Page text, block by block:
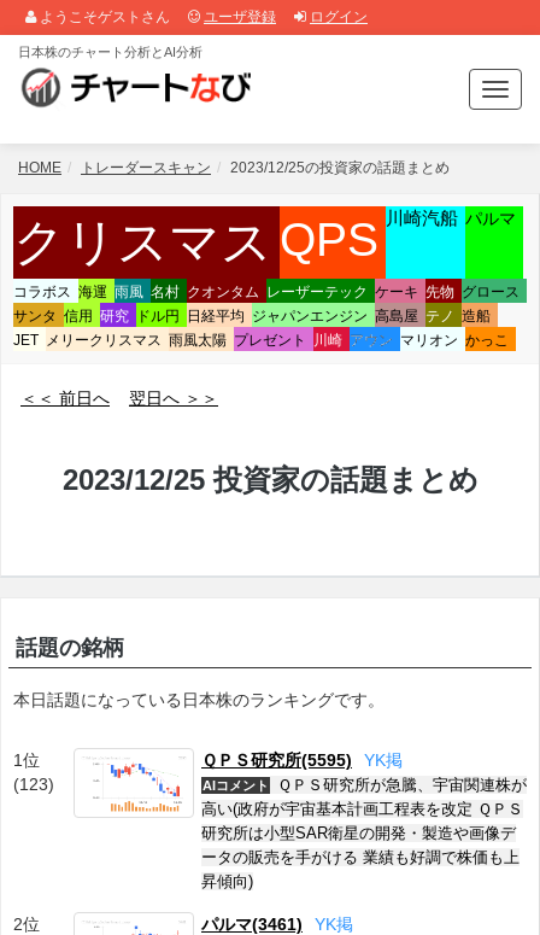
ようこそゲストさん ユーザ登録 ログイン
T
o
g
e
v
i
g
a
日本株のチャート分析とAI分析
HOME トレーダースキャン 2023/12/25の投資家の話題まとめ
クリスマス QPS 川崎汽船 パルマ
コラボス 海運 雨風 名村 クオンタム レーザーテック ケーキ 先物 グロース
サンタ 信用 研究 ドル円 日経平均 ジャパンエンジン 高島屋 テノ 造船
JET メリークリスマス 雨風太陽 プレゼント 川崎 アウン マリオン かっこ
＜＜ 前日へ 翌日へ ＞＞
2023/12/25 投資家の話題まとめ
話題の銘柄
本日話題になっている日本株のランキングです。
1位
(123)
ＱＰＳ研究所(5595) YK掲
AIコメント
ＱＰＳ研究所が急騰、宇宙関連株が
高い(政府が宇宙基本計画工程表を改定 ＱＰＳ
研究所は小型SAR衛星の開発・製造や画像デ
ータの販売を手がける 業績も好調で株価も上
昇傾向)
2位
パルマ(3461) YK掲